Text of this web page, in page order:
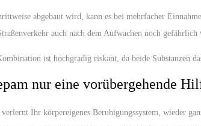
abgebaut wird, kann es bei mehrfacher
auch nach dem Aufwachen noch gefährlich
ist hochgradig riskant, da beide Substanzen
nur eine vorübergehende
Ihr körpereigenes Beruhigungssystem, wieder